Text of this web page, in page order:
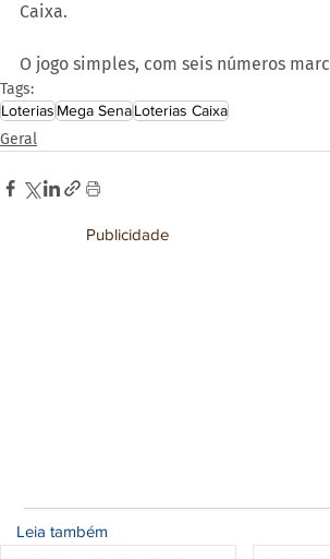
Caixa.
O jogo simples, com seis números
Tags:
Loterias Mega SenaLoterias Caixa
Geral
Publicidade
Leia também